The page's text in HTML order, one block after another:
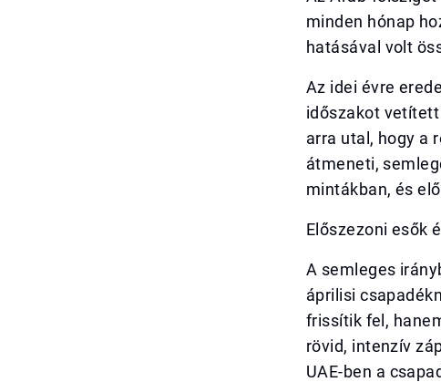
minden hónap
hatásával volt
Az idei évre
időszakot
arra utal, hogy a
átmeneti,
mintákban, és
Előszezoni esők
A semleges
áprilisi
frissítik fel,
rövid, intenzív
UAE-ben a